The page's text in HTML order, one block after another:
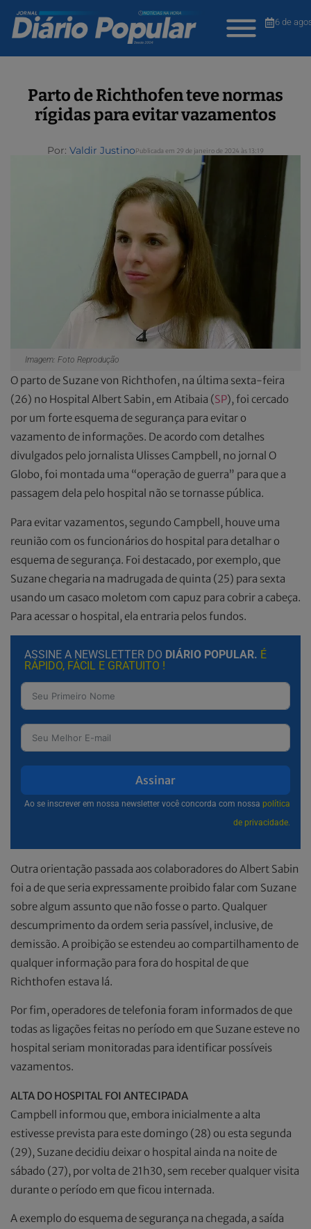
6 de
Parto de Richthofen teve normas
rígidas para evitar vazamentos
Por: Valdir JustinoPublicada em 29 de janeiro de 2024 às 13:19
Imagem: Foto Reprodução
O parto de Suzane von Richthofen, na última sexta-feira
(26) no Hospital Albert Sabin, em Atibaia (SP), foi cercado
por um forte esquema de segurança para evitar o
vazamento de informações. De acordo com detalhes
divulgados pelo jornalista Ulisses Campbell, no jornal O
Globo, foi montada uma “operação de guerra” para que a
passagem dela pelo hospital não se tornasse pública.
Para evitar vazamentos, segundo Campbell, houve uma
reunião com os funcionários do hospital para detalhar o
esquema de segurança. Foi destacado, por exemplo, que
Suzane chegaria na madrugada de quinta (25) para sexta
usando um casaco moletom com capuz para cobrir a cabeça.
Para acessar o hospital, ela entraria pelos fundos.
ASSINE A NEWSLETTER DO DIÁRIO POPULAR. É
RÁPIDO, FÁCIL E GRATUITO !
Assinar
Ao se inscrever em nossa newsletter você concorda com nossa política
de privacidade.
Outra orientação passada aos colaboradores do Albert Sabin
foi a de que seria expressamente proibido falar com Suzane
sobre algum assunto que não fosse o parto. Qualquer
descumprimento da ordem seria passível, inclusive, de
demissão. A proibição se estendeu ao compartilhamento de
qualquer informação para fora do hospital de que
Richthofen estava lá.
Por fim, operadores de telefonia foram informados de que
todas as ligações feitas no período em que Suzane esteve no
hospital seriam monitoradas para identificar possíveis
vazamentos.
ALTA DO HOSPITAL FOI ANTECIPADA
Campbell informou que, embora inicialmente a alta
estivesse prevista para este domingo (28) ou esta segunda
(29), Suzane decidiu deixar o hospital ainda na noite de
sábado (27), por volta de 21h30, sem receber qualquer visita
durante o período em que ficou internada.
A exemplo do esquema de segurança na chegada, a saída